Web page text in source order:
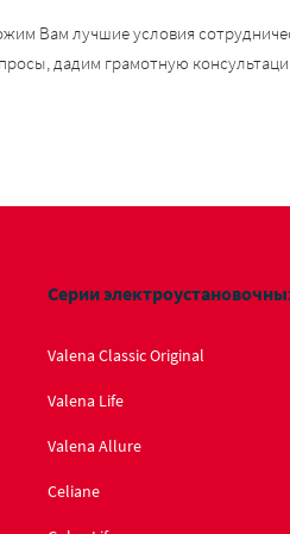
Вам лучшие условия
дадим грамотную
Серии
Valena Classic Original
Valena Life
Valena Allure
Celiane